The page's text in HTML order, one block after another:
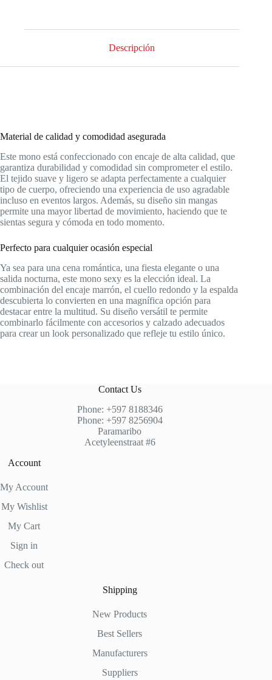
Descripción
Material de calidad y comodidad asegurada
Este mono está confeccionado con encaje de alta calidad, que
garantiza durabilidad y comodidad sin comprometer el estilo.
El tejido suave y ligero se adapta perfectamente a cualquier
tipo de cuerpo, ofreciendo una experiencia de uso agradable
incluso en eventos largos. Además, su diseño sin mangas
permite una mayor libertad de movimiento, haciendo que te
sientas segura y cómoda en todo momento.
Perfecto para cualquier ocasión especial
Ya sea para una cena romántica, una fiesta elegante o una
salida nocturna, este mono sexy es la elección ideal. La
combinación del encaje marrón, el cuello redondo y la espalda
descubierta lo convierten en una magnífica opción para
destacar entre la multitud. Su diseño versátil te permite
combinarlo fácilmente con accesorios y calzado adecuados
para crear un look personalizado que refleje tu estilo único.
Contact Us
Phone: +597 8188346
Phone: +597 8256904
Paramaribo
Acetyleenstraat #6
Account
My Account
My Wishlist
My Cart
Sign in
Check out
Shipping
New Products
Best Sellers
Manufacturers
Suppliers